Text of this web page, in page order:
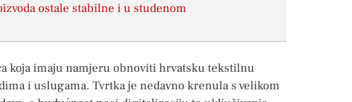
ostale stabilne i u studenom
koja imaju namjeru obnoviti hrvatsku tekstilnu
i uslugama. Tvrtka je nedavno krenula s velikom